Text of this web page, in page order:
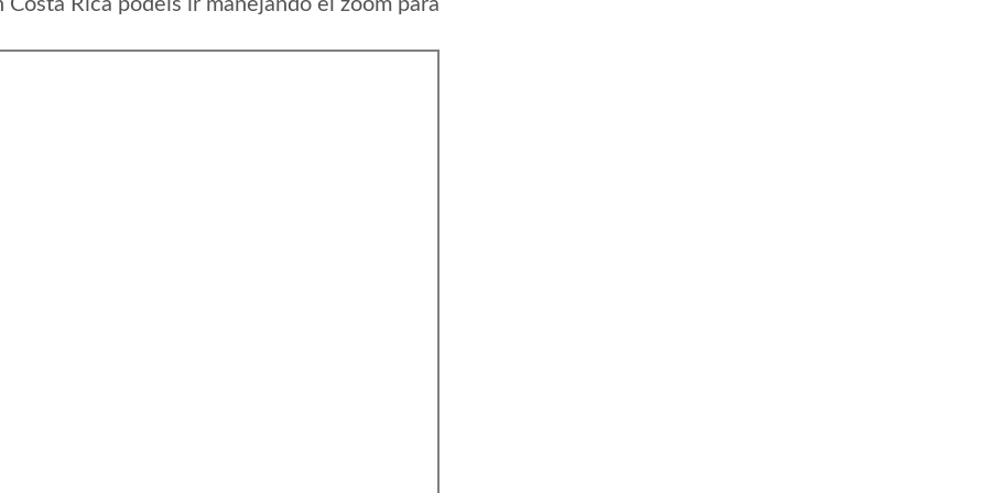
Rica podeis ir manejando el zoom para